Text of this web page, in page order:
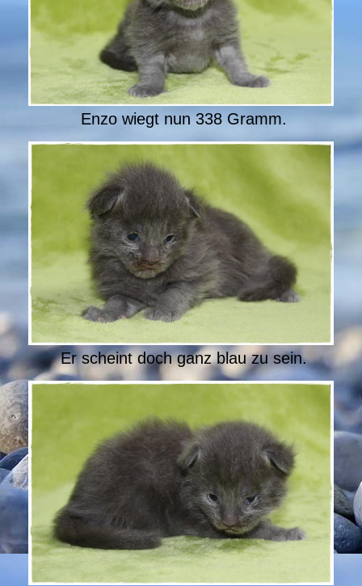
Enzo wiegt nun 338 Gramm.
Er scheint doch ganz blau zu sein.